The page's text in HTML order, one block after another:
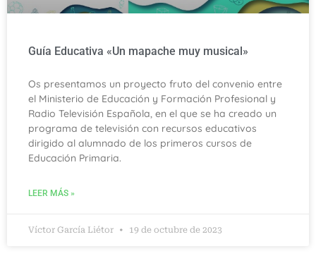
Guía Educativa «Un mapache muy musical»
Os presentamos un proyecto fruto del convenio entre
el Ministerio de Educación y Formación Profesional y
Radio Televisión Española, en el que se ha creado un
programa de televisión con recursos educativos
dirigido al alumnado de los primeros cursos de
Educación Primaria.
LEER MÁS »
Víctor García Liétor 19 de octubre de 2023